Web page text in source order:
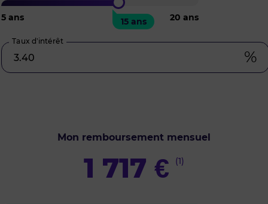
5 ans 20 ans
15 ans
Taux d’intérêt
%
Mon remboursement mensuel
1 717 € (1)